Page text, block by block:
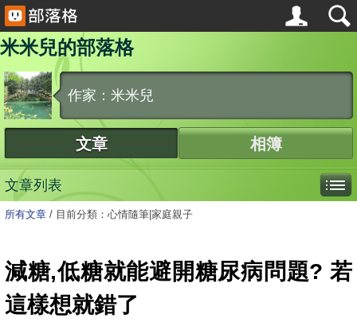
米米兒的部落格
作家：米米兒
文章 相簿
文章列表
所有文章 / 目前分類：心情隨筆|家庭親子
減糖,低糖就能避開糖尿病問題? 若
這樣想就錯了